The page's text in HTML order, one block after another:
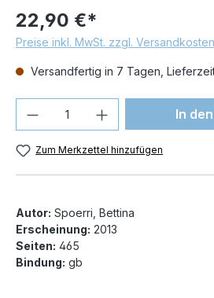
22,90 €*
Preise inkl. MwSt. zzgl. Versandkosten
Versandfertig in 7 Tagen,
Produkt Anzahl: Gib
In
Zum Merkzettel hinzufügen
Autor: Spoerri, Bettina
Erscheinung: 2013
Seiten: 465
Bindung: gb